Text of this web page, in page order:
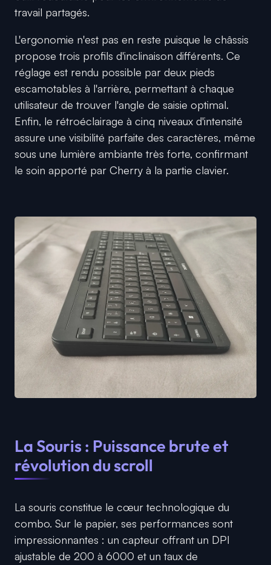
travail partagés.
L'ergonomie n'est pas en reste puisque le châssis
propose trois profils d'inclinaison différents. Ce
réglage est rendu possible par deux pieds
escamotables à l'arrière, permettant à chaque
utilisateur de trouver l'angle de saisie optimal.
Enfin, le rétroéclairage à cinq niveaux d'intensité
assure une visibilité parfaite des caractères, même
sous une lumière ambiante très forte, confirmant
le soin apporté par Cherry à la partie clavier.
La Souris : Puissance brute et
révolution du scroll
La souris constitue le cœur technologique du
combo. Sur le papier, ses performances sont
impressionnantes : un capteur offrant un DPI
ajustable de 200 à 6000 et un taux de